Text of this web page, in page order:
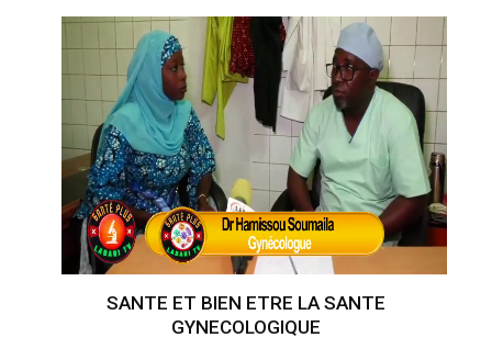
SANTE ET BIEN ETRE LA SANTE
GYNECOLOGIQUE